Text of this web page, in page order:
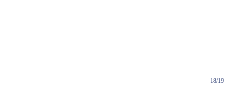
18/19